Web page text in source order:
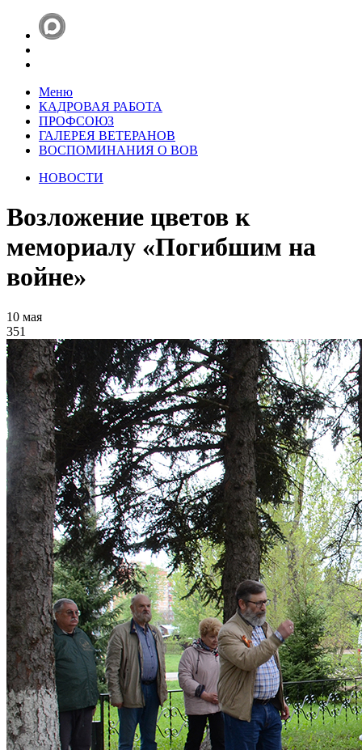
Меню
КАДРОВАЯ РАБОТА
ПРОФСОЮЗ
ГАЛЕРЕЯ ВЕТЕРАНОВ
ВОСПОМИНАНИЯ О ВОВ
НОВОСТИ
Возложение цветов к
мемориалу «Погибшим на
войне»
10 мая
351